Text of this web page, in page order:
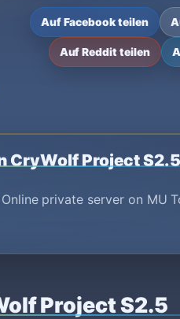
Auf Facebook teilen
Auf Reddit teilen
CryWolf Project S2.5
private server on MU
Project S2.5